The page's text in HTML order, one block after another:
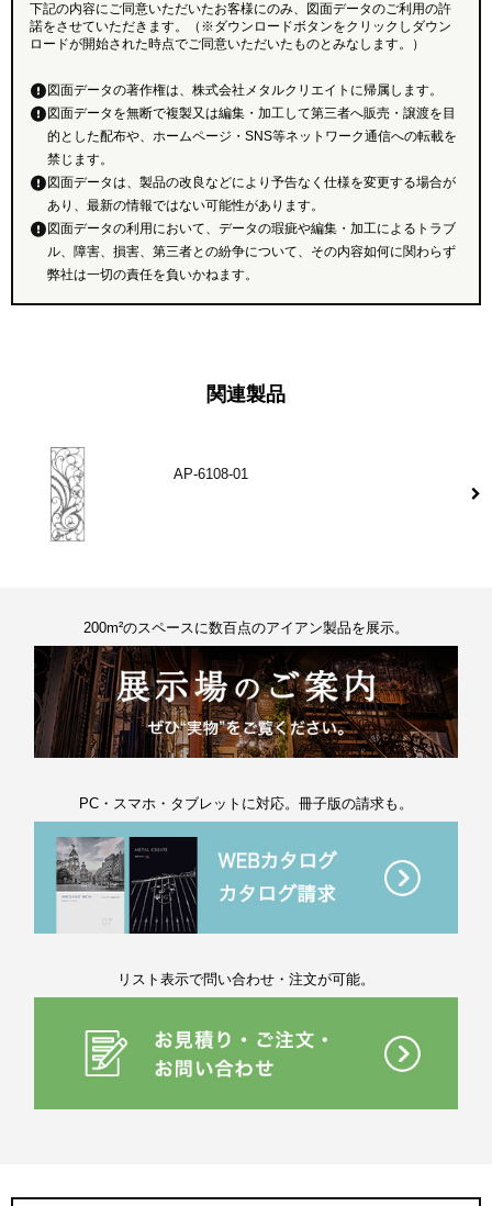
下記の内容にご同意いただいたお客様にのみ、図面データのご利用の許
諾をさせていただきます。（※ダウンロードボタンをクリックしダウン
ロードが開始された時点でご同意いただいたものとみなします。）
図面データの著作権は、株式会社メタルクリエイトに帰属します。
図面データを無断で複製又は編集・加工して第三者へ販売・譲渡を目
的とした配布や、ホームページ・SNS等ネットワーク通信への転載を
禁じます。
図面データは、製品の改良などにより予告なく仕様を変更する場合が
あり、最新の情報ではない可能性があります。
図面データの利用において、データの瑕疵や編集・加工によるトラブ
ル、障害、損害、第三者との紛争について、その内容如何に関わらず
弊社は一切の責任を負いかねます。
関連製品
AP-6108-01
200m²のスペースに数百点のアイアン製品を展示。
PC・スマホ・タブレットに対応。冊子版の請求も。
リスト表示で問い合わせ・注文が可能。